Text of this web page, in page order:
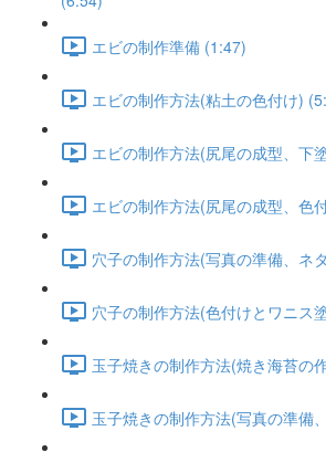
エビの制作準備 (1:47)
エビの制作方法(粘土の色付け)
エビの制作方法(尻尾の成型、下
エビの制作方法(尻尾の成型、色
穴子の制作方法(写真の準備、ネ
穴子の制作方法(色付けとワニス
玉子焼きの制作方法(焼き海苔の
玉子焼きの制作方法(写真の準備